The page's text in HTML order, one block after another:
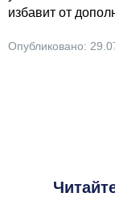
избавит от
Опубликовано: